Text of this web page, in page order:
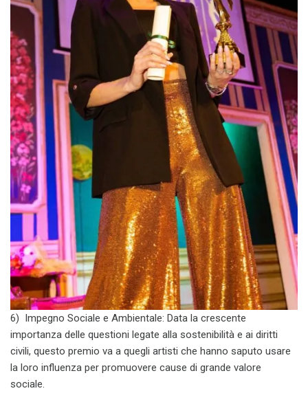
6) Impegno Sociale e Ambientale: Data la crescente
importanza delle questioni legate alla sostenibilità e ai diritti
civili, questo premio va a quegli artisti che hanno saputo usare
la loro influenza per promuovere cause di grande valore
sociale.